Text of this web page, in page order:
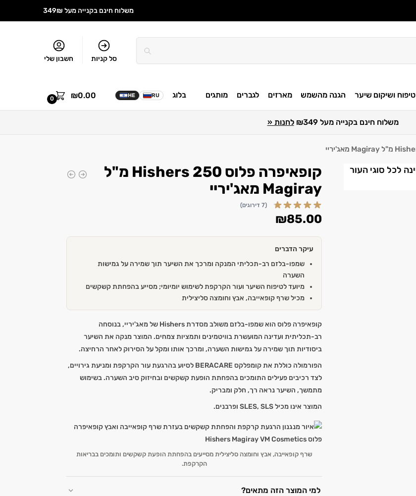
משלוח חינם בקנייה מעל 349₪
סל קניות חשבון שלי
טיפוח ושיקום שיער הגנה מהשמש מארזים לגברים מותגים בלוג HE RU
₪0.00
0
משלוח חינם בקנייה מעל ₪349 לחנות «
קופאיפרה פלוס Hishers 250 מ"ל
Magiray מאג'יריי
(7 דירוגים)
₪85.00
עיקר הדברים
שמפו-בלזם רב-תכליתי המנקה ומרכך את השיער תוך שמירה על גמישות
השערה
מיועד לטיפוח השיער ועור הקרקפת לשימוש יומיומי; מסייע בהפחתת קשקשים
מכיל שרף קופאייבה, אבץ וחומצה סליצילית
קופאיפרה פלוס הוא שמפו-בלזם משולב מסדרת Hishers של מאג'יריי, בנוסחה
רב-תכליתית ועדינה המועשרת בוויטמינים ותמציות צמחים. המוצר מנקה את השיער
ביסודיות תוך שמירה על גמישות השערה, ומרכך אותו ומקל על הסירוק לאחר הרחיצה.
הפורמולה כוללת את קומפלקס BERACARE לסיוע בהרגעת עור הקרקפת ומניעת גירויים,
לצד רכיבים פעילים התומכים בהפחתת הופעת קשקשים ובחיזוק סיב השערה. בשימוש
מתמשך, השיער נראה רך, חלק ומבריק.
המוצר אינו מכיל SLES, SLS ופרבנים.
שרף קופאייבה, אבץ וחומצה סליצילית מסייעים בהפחתת הופעת קשקשים ותומכים בבריאות
הקרקפת.
למי המוצר הזה מתאים?